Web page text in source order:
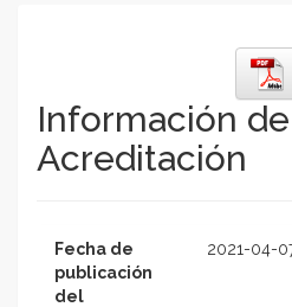
Información
Acreditación
Fecha de
publicación
del
2021-04-